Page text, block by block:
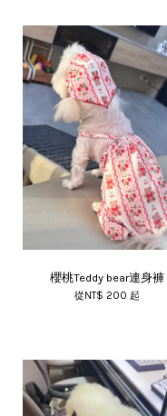
櫻桃Teddy bear連身褲
從NT$ 200起